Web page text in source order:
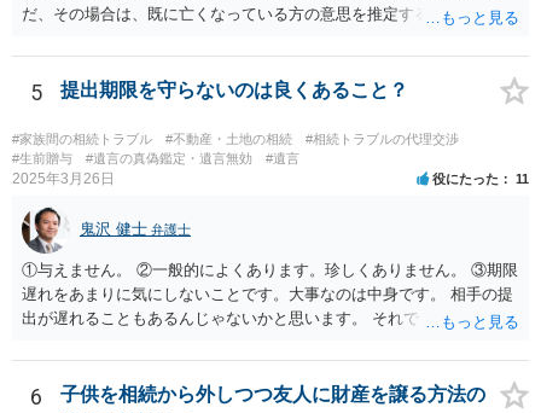
だ、その場合は、既に亡くなっている方の意思を推定することになり
持ち戻し免除の意思表示は書面で明確にしておいていただくべきとい
う結論は変わりません。 誤解を与えるような回答でした。失礼しまし
戻しをすべて免除する」というのがオーソドックスなものですが、ご
心配ならば、弁護士のところに行って、特別受益となりそうな贈与に
ついて説明した上で、適切な文言についてご相談してみてはいかがで
しょうか。
5 提出期限を守らないのは良くあること？
#家族間の相続トラブル #不動産・土地の相続
#相続トラブルの代理交渉
#生前贈与
#遺言の真偽鑑定・遺言無効 #遺言
2025年3月26日 役にたった 11
鬼沢 健士 弁護士
①与えません。 ②一般的によくあります。珍しくありません。 ③期限
遅れをあまりに気にしないことです。大事なのは中身です。 相手の提
出が遅れることもあるんじゃないかと思います。 それでもあなた有利
6
子供を相続から外しつつ友人に財産を譲る方法の